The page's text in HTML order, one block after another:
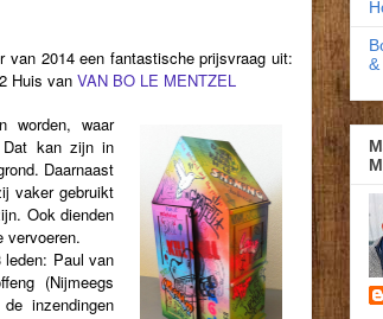
van 2014 een fantastische prijsvraag uit:
Huis van VAN BO LE MENTZEL
worden, waar
Dat kan zijn in
Daarnaast
vaker gebruikt
Ook dienden
vervoeren.
Paul van
(Nijmeegs
inzendingen
&